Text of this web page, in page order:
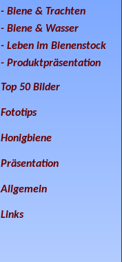
- Biene & Trachten
- Biene & Wasser
- Leben im Bienenstock
- Produktpräsentation
Top 50 Bilder
Fototips
Honigbiene
Präsentation
Allgemein
Links